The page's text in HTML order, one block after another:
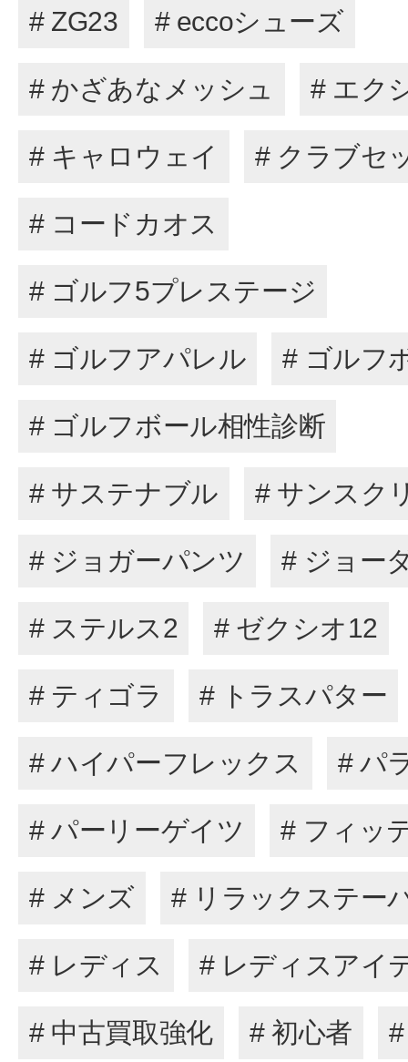
# ZG23 # eccoシューズ
# かざあなメッシュ # エク
# キャロウェイ # クラブセ
# コードカオス
# ゴルフ5プレステージ
# ゴルフアパレル # ゴルフ
# ゴルフボール相性診断
# サステナブル # サンスク
# ジョガーパンツ # ジョー
# ステルス2 # ゼクシオ12
# ティゴラ # トラスパター
# ハイパーフレックス # パ
# パーリーゲイツ # フィッ
# メンズ # リラックステー
# レディス # レディスアイ
# 中古買取強化 # 初心者